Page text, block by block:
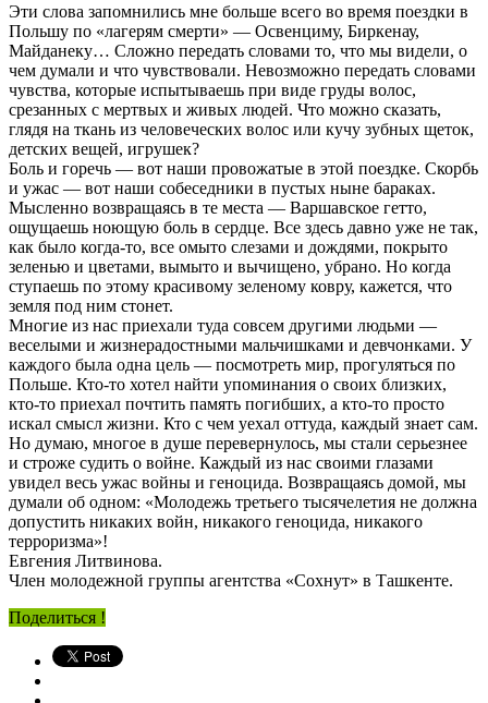
Эти слова запомнились мне больше всего во время поездки в
Польшу по «лагерям смерти» — Освенциму, Биркенау,
Майданеку… Сложно передать словами то, что мы видели, о
чем думали и что чувствовали. Невозможно передать словами
чувства, которые испытываешь при виде груды волос,
срезанных с мертвых и живых людей. Что можно сказать,
глядя на ткань из человеческих волос или кучу зубных щеток,
детских вещей, игрушек?
Боль и горечь — вот наши провожатые в этой поездке. Скорбь
и ужас — вот наши собеседники в пустых ныне бараках.
Мысленно возвращаясь в те места — Варшавское гетто,
ощущаешь ноющую боль в сердце. Все здесь давно уже не так,
как было когда-то, все омыто слезами и дождями, покрыто
зеленью и цветами, вымыто и вычищено, убрано. Но когда
ступаешь по этому красивому зеленому ковру, кажется, что
земля под ним стонет.
Многие из нас приехали туда совсем другими людьми —
веселыми и жизнерадостными мальчишками и девчонками. У
каждого была одна цель — посмотреть мир, прогуляться по
Польше. Кто-то хотел найти упоминания о своих близких,
кто-то приехал почтить память погибших, а кто-то просто
искал смысл жизни. Кто с чем уехал оттуда, каждый знает сам.
Но думаю, многое в душе перевернулось, мы стали серьезнее
и строже судить о войне. Каждый из нас своими глазами
увидел весь ужас войны и геноцида. Возвращаясь домой, мы
думали об одном: «Молодежь третьего тысячелетия не должна
допустить никаких войн, никакого геноцида, никакого
терроризма»!
Евгения Литвинова.
Член молодежной группы агентства «Сохнут» в Ташкенте.
Поделиться !